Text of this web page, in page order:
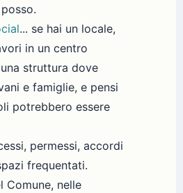
... se hai un locale,
in un centro
struttura dove
e famiglie, e pensi
potrebbero essere
permessi, accordi
frequentati.
Comune, nelle